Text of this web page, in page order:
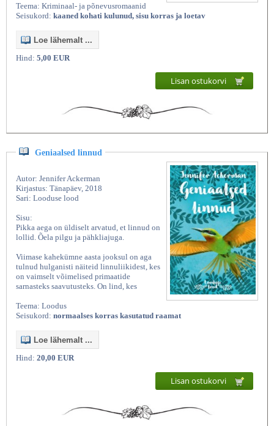
Teema: Kriminaal- ja põnevusromaanid
Seisukord: kaaned kohati kulunud, sisu korras ja loetav
Loe lähemalt ...
Hind: 5,00 EUR
Lisan ostukorvi
Geniaalsed linnud
Autor: Jennifer Ackerman
Kirjastus: Tänapäev, 2018
Sari: Looduse lood
Sisu:
Pikka aega on üldiselt arvatud, et linnud on
lollid. Õela pilgu ja pähkliajuga.
Viimase kahekümne aasta jooksul on aga
tulnud hulganisti näiteid linnuliikidest, kes
on vaimselt võimelised primaatide
sarnasteks saavutusteks. On lind, kes
Teema: Loodus
Seisukord: normaalses korras kasutatud raamat
Loe lähemalt ...
Hind: 20,00 EUR
Lisan ostukorvi